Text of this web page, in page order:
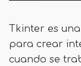
Tkinter es
para crear
cuando se